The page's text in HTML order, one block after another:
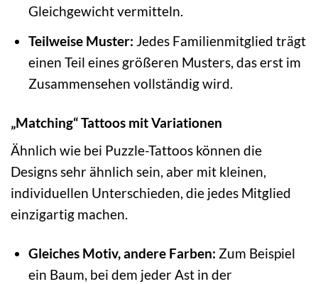
Gleichgewicht vermitteln.
Teilweise Muster: Jedes Familienmitglied trägt
einen Teil eines größeren Musters, das erst im
Zusammensehen vollständig wird.
„Matching“ Tattoos mit Variationen
Ähnlich wie bei Puzzle-Tattoos können die
Designs sehr ähnlich sein, aber mit kleinen,
individuellen Unterschieden, die jedes Mitglied
einzigartig machen.
Gleiches Motiv, andere Farben: Zum Beispiel
ein Baum, bei dem jeder Ast in der